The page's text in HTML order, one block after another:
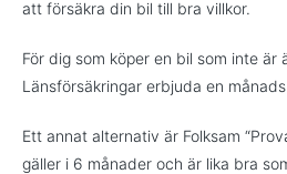
att försäkra din bil till bra villkor.
För dig som köper en bil som inte är
Länsförsäkringar erbjuda en
Ett annat alternativ är Folksam
gäller i 6 månader och är lika bra